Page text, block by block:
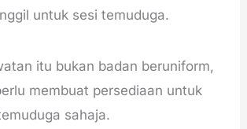
untuk sesi temuduga.
itu bukan badan beruniform,
membuat persediaan untuk
sahaja.